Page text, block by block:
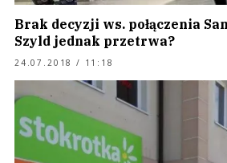
Brak decyzji ws. połączenia
Szyld jednak przetrwa?
24.07.2018 / 11:18